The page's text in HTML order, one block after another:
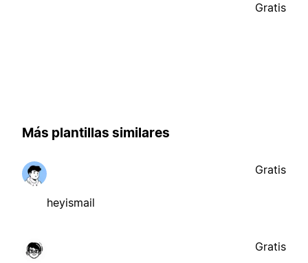
Gratis
Más plantillas similares
heyismail
Gratis
Gratis